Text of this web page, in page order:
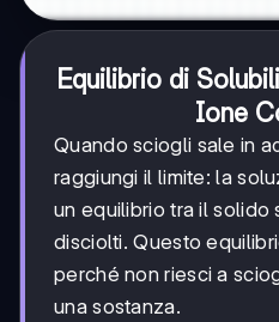
Equilibrio di
Ione
Quando sciogli sale in
raggiungi il limite: la
un equilibrio tra il solido
disciolti. Questo
perché non riesci a
una sostanza.